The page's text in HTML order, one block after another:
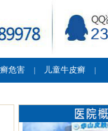
危害 儿童牛皮癣